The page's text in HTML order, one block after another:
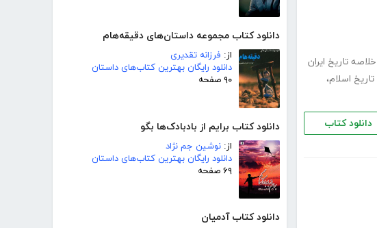
دانلود کتاب مجموعه داستان‌های دقیقه‌هام
از: فرزانه تقدیری
دانلود رایگان بهترین کتاب‌های داستان
۹۰ صفحه
دانلود کتاب برایم از بادبادک‌ها بگو
از: نوشین جم نژاد
دانلود رایگان بهترین کتاب‌های داستان
۶۹ صفحه
دانلود کتاب آدمیان
خلاصه تاریخ ایران
تاریخ اسلام،
دانلود کتاب